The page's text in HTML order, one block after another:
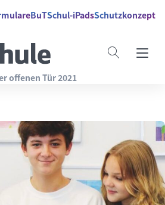
BuTSchul-iPadsSchutzkonzept
offenen Tür 2021